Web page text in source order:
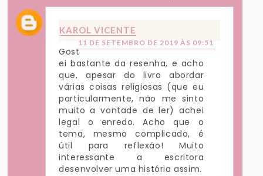
KAROL VICENTE
11 DE SETEMBRO DE 2019 ÀS 09:51
Gost
ei bastante da resenha, e acho
que, apesar do livro abordar
várias coisas religiosas (que eu
particularmente, não me sinto
muito a vontade de ler) achei
legal o enredo. Acho que o
tema, mesmo complicado, é
útil para reflexão! Muito
interessante a escritora
desenvolver uma história assim.